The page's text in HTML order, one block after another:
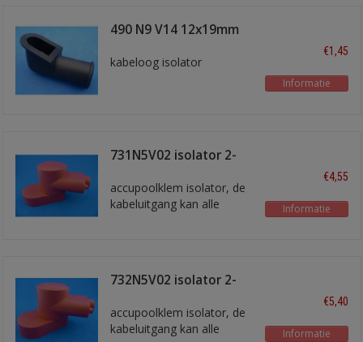
490 N9 V14 12x19mm
kabeloog isolator
€1,45
Informatie
731N5V02 isolator 2-
accupoolklem isolator, de
kabeluitgang kan alle
€4,55
Informatie
732N5V02 isolator 2-
accupoolklem isolator, de
kabeluitgang kan alle
€5,40
Informatie